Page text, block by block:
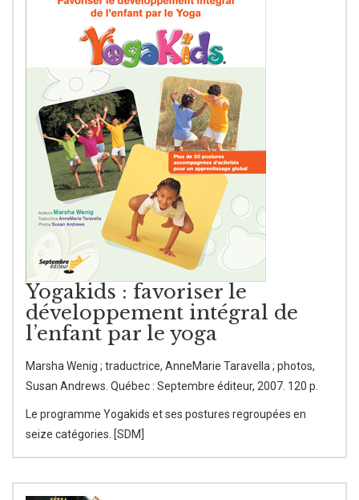
Yogakids : favoriser le
développement intégral de
l’enfant par le yoga
Marsha Wenig ; traductrice, AnneMarie Taravella ; photos,
Susan Andrews. Québec : Septembre éditeur, 2007. 120 p.
Le programme Yogakids et ses postures regroupées en
seize catégories. [SDM]